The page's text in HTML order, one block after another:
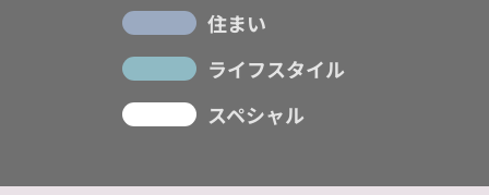
住まい
ライフスタイル
スペシャル